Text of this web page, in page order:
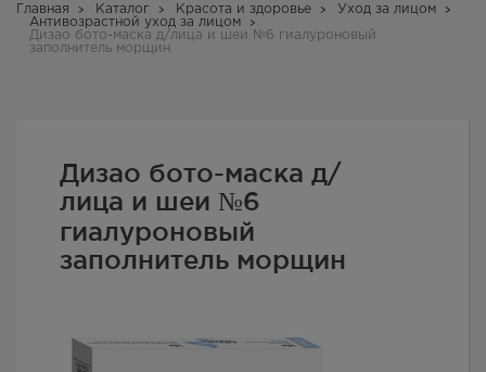
Главная Каталог Красота и здоровье
Уход за лицом
Антивозрастной уход за лицом
Дизао бото-маска д/лица и шеи №6 гиалуроновый
заполнитель морщин
Дизао бото-маска д/
лица и шеи №6
гиалуроновый
заполнитель морщин